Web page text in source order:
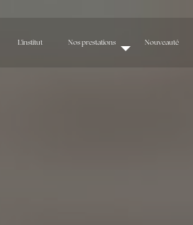
L'institut Nos prestations Nouveauté